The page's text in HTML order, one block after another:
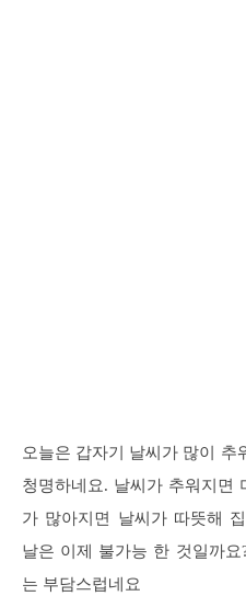
오늘은 갑자기 날씨가 많이 추
청명하네요. 날씨가 추워지면
가 많아지면 날씨가 따뜻해
날은 이제 불가능 한 것일까요
는 부담스럽네요